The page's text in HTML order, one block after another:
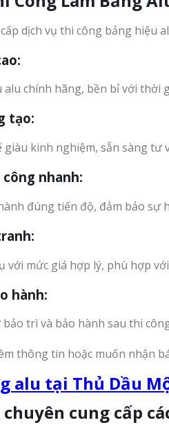
dịch vụ thi công bảng hiệu
:
alu chính hãng, bền bỉ với thời
tạo:
kinh nghiệm, sẵn sàng tư
nhanh:
đúng tiến độ, đảm bảo sự
:
với mức giá hợp lý, phù hợp
hành:
trì và bảo hành sau thi
thông tin hoặc muốn nhận
cung cấp